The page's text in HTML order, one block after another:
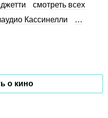
смотреть всех
Кассинелли
…
о кино